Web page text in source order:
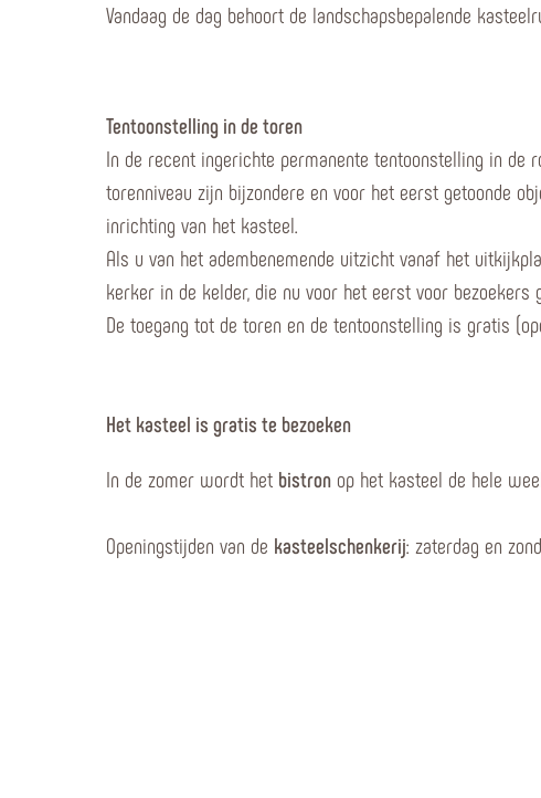
Vandaag de dag behoort de landschapsbepalende
Tentoonstelling in de toren
In de recent ingerichte permanente tentoonstelling in de
torenniveau zijn bijzondere en voor het eerst getoonde
inrichting van het kasteel.
Als u van het adembenemende uitzicht vanaf het
kerker in de kelder, die nu voor het eerst voor bezoekers
De toegang tot de toren en de tentoonstelling is gratis
Het kasteel is gratis te bezoeken
In de zomer wordt het bistron op het kasteel de hele
Openingstijden van de kasteelschenkerij: zaterdag en